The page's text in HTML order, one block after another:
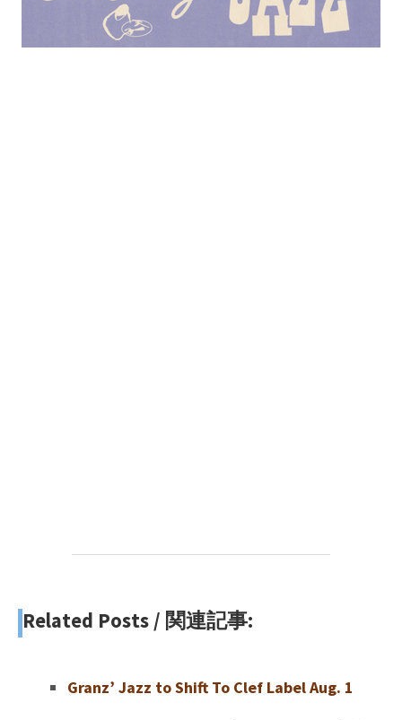
Related Posts / 関連記事:
Granz’ Jazz to Shift To Clef Label Aug. 1